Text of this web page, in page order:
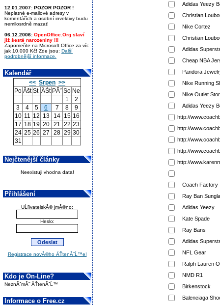
12.01.2007: POZOR POZOR !
Neplatné e-mailové adresy v
komentářích a osobní invektivy budu
nemilosrdně mazat!
06.12.2006: OpenOffice.Org slaví
již šesté narozeniny !!!
Zapomeňte na Microsoft Office za víc
jak 10.000 Kč! Zde jsou: Další
podrobnější informace.
Kalendář
<< Srpen >>
Po Ăšt St ÄŚt PĂˇ So Ne
1
2
3
4 5 6 7 8
9
10 11 12 13 14 15 16
17 18 19 20 21 22 23
24 25 26 27 28 29 30
31
Nejčtenější články
Neexistuji vhodna data!
Přihlášení
UĹľivatelskĂ© jmĂ©no:
Heslo:
Registrace novĂ©ho ÄŤtenĂˇĹ™e!
Kdo je On-Line?
NeznĂˇmĂ˝ ÄŤtenĂˇĹ™
Informace o Free.cz
Adidas Yeezy
Christian
Nike Cortez
Christian
Adidas
Cheap NBA
Pandora
Nike Running
Nike Outlet
Adidas Yeezy
http://
http://
http://
http://
http://
Coach Factory
Ray Ban
Adidas Yeezy
Kate Spade
Ray Bans
Adidas
NFL Gear
Ralph Lauren
NMD R1
Birkenstock
Balenciaga